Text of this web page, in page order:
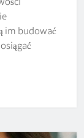
im budować